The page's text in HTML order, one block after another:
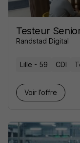
Testeur
Randstad Digital
Lille - 59 CDI
Voir l’offre